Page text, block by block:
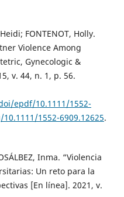
FONTENOT, Holly.
Violence Among
Gynecologic &
v. 44, n. 1, p. 56.
epdf/10.1111/1552-
1552-6909.12625.
Inma. “Violencia
Un reto para la
[En línea]. 2021, v.